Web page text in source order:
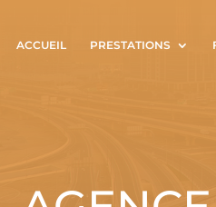
ACCUEIL PRESTATIONS